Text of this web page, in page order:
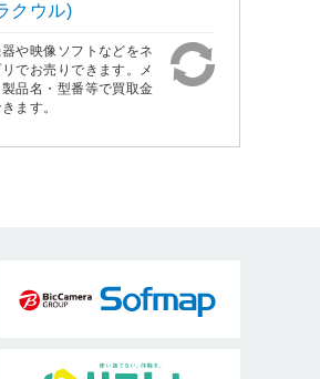
クウル)
や映像ソフトなどをネ
でお売りできます。メ
品名・型番等で買取金
ます。